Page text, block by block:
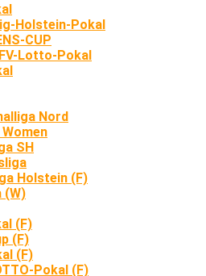
Holstein-Pokal
CUP
Lotto-Pokal
Nord
SH
Holstein (F)
(W)
(F)
(F)
(F)
Pokal (F)